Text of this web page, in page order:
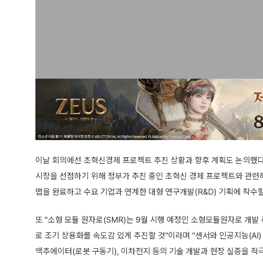
이날 회의에선 초혁신경제 프로젝트 추진 상황과 향후 계획도 논의했
시장을 선점하기 위해 정부가 추진 중인 초혁신 경제 프로젝트와 관
맵을 완료하고 수요 기업과 연계한 대형 연구개발(R&D) 기획에 착수
또 "소형 모듈 원자로(SMR)는 9월 시행 예정인 소형모듈원자로 개
로 조기 상용화를 속도감 있게 추진할 것"이라며 "센서와 인공지능
액추에이터(로봇 구동기), 이차전지 등의 기술 개발과 현장 실증을 적